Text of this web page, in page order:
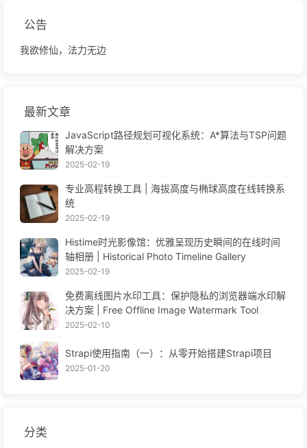
公告
我欲修仙，法力无边
最新文章
JavaScript路径规划可视化系统：A*算法与TSP问题
解决方案
2025-02-19
专业高程转换工具 | 海拔高度与椭球高度在线转换系
统
2025-02-19
Histime时光影像馆：优雅呈现历史瞬间的在线时间
轴相册 | Historical Photo Timeline Gallery
2025-02-19
免费离线图片水印工具：保护隐私的浏览器端水印解
决方案 | Free Offline Image Watermark Tool
2025-02-10
Strapi使用指南（一）：从零开始搭建Strapi项目
2025-01-20
分类